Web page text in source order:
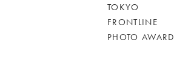
TOKYO
FRONTLINE
PHOTO AWARD